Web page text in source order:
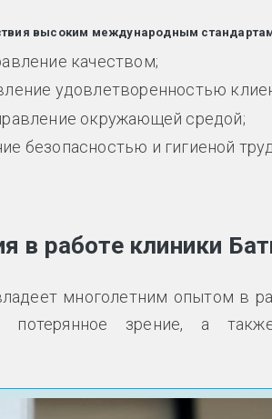
высоким международным
качеством;
удовлетворенностью
окружающей средой;
безопасностью и гигиеной
в работе клиники
многолетним опытом в
потерянное зрение, а